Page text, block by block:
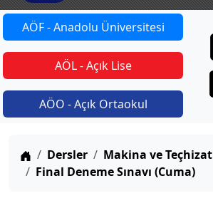
AÖF - Anadolu Üniversitesi
AÖL - Açık Lise
AÖO - Açık Ortaokul
Anasayfa
Dersler
Makina ve Teçhizat
Final Deneme Sınavı (Cuma)